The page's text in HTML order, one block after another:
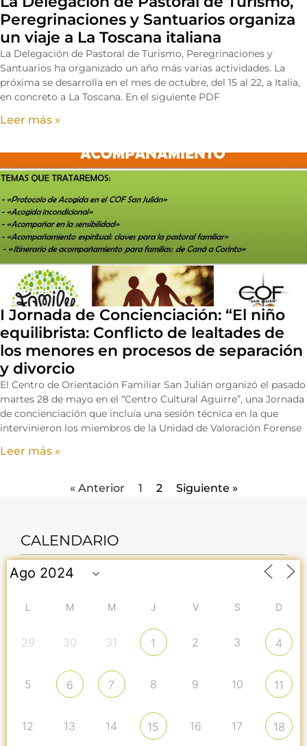
Peregrinaciones y Santuarios organiza
un viaje a La Toscana italiana
La Delegación de Pastoral de Turismo, Peregrinaciones y
Santuarios ha organizado un año más varias actividades. La
próxima se desarrolla en el mes de octubre, del 15 al 22, a Italia,
en concreto a La Toscana. En el siguiente PDF
Leer más »
I Jornada de Concienciación: “El niño
equilibrista: Conflicto de lealtades de
los menores en procesos de separación
y divorcio
El Centro de Orientación Familiar San Julián organizó el pasado
martes 28 de mayo en el “Centro Cultural Aguirre”, una Jornada
de concienciación que incluía una sesión técnica en la que
intervinieron los miembros de la Unidad de Valoración Forense
Leer más »
« Anterior 1 2 Siguiente »
CALENDARIO
L M M J V S D
29 30 31 1 2 3 4
5 6 7 8 9 10 11
12 13 14 15 16 17 18